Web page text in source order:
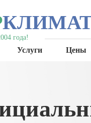
года!
Услуги Цены